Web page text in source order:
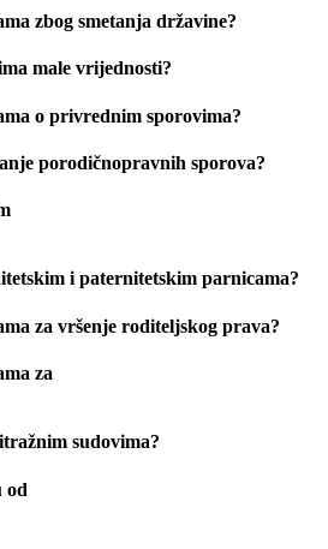
zbog smetanja državine?
male vrijednosti?
o privrednim sporovima?
porodičnopravnih sporova?
i paternitetskim parnicama?
za vršenje roditeljskog prava?
za
arbitražnim sudovima?
od